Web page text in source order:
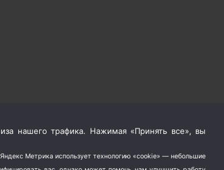
нашего трафика. Нажимая «Принять все», вы
Метрика использует технологию «cookie» — небольшие